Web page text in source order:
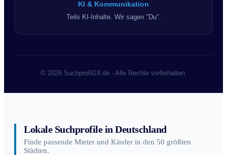
KI & Kommunikation
Teils KI-Inhalte. Wir sagen "Du".
© 2026 Suchprofil24.de - Alle Rechte vorbehalten.
Lokale Suchprofile in Deutschland
Finde passende Mieter und Käufer in den 50 größten
Städten.